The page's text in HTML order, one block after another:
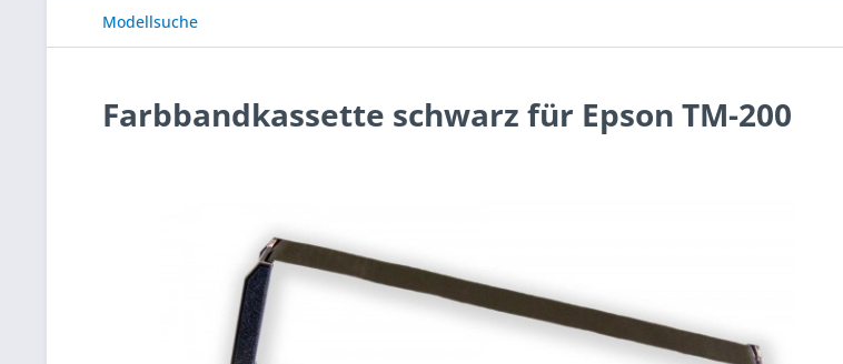
Modellsuche
Farbbandkassette schwarz für Epson TM-200